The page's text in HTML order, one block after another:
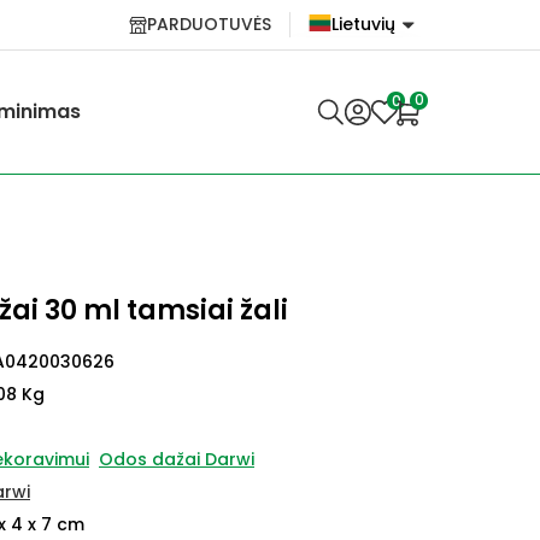
PARDUOTUVĖS
Lietuvių
Lietuvių
0 0
30 ml tamsiai žali
Kg
Odos dažai Darwi
4 x 7 cm